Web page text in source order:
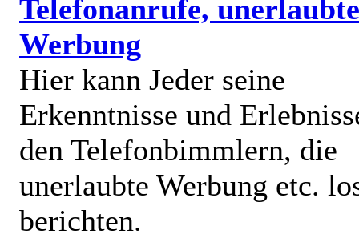
Telefonanrufe, unerlaubte
Werbung
Hier kann Jeder seine
Erkenntnisse und
den Telefonbimmlern, die
unerlaubte Werbung etc.
berichten.